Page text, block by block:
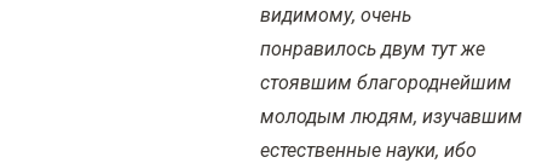
видимому, очень
понравилось двум тут же
стоявшим благороднейшим
молодым людям, изучавшим
естественные науки, ибо